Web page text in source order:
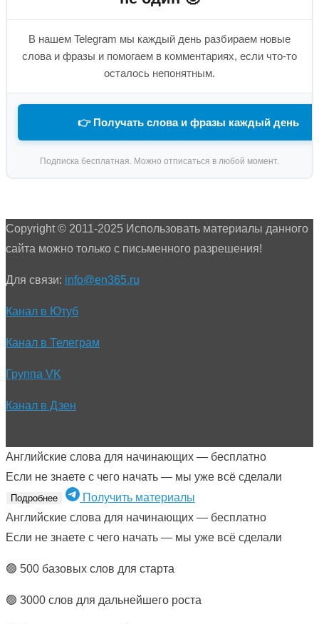
В нашем Telegram мы каждый день разбираем новые
слова и фразы и помогаем в комментариях, если что-то
осталось непонятным.
👉 Получать слова и фразы каждый день
Подписка бесплатная. Можно отписаться в любой момент.
Copyright © 2011-2025 Использовать материалы данного
сайта можно только с письменного разрешения!
Для связи: info@en365.ru
Канал в Ютуб
Канал в Телеграм
Группа VK
Канал в Дзен
Английские слова для начинающих — бесплатно
Если не знаете с чего начать — мы уже всё сделали
Подробнее
Получить материалы
Английские слова для начинающих — бесплатно
Если не знаете с чего начать — мы уже всё сделали
🟢 500 базовых слов для старта
🟢 3000 слов для дальнейшего роста